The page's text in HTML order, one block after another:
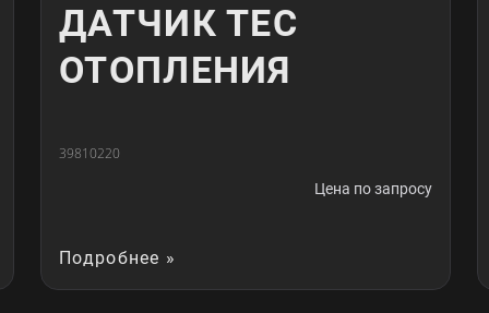
ДАТЧИК ТЕС
ОТОПЛЕНИЯ
39810220
Цена по запросу
Подробнее »